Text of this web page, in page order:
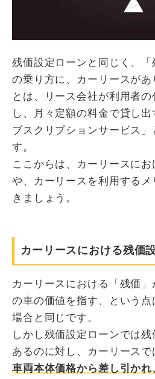
残価設定ローンと同じく、
の乗り方に、カーリースが
とは、リース会社が利用者
し、月々定額の料金で貸し
ブスクリプションサービス」
す。
ここからは、カーリースに
や、カーリースを利用する
きましょう。
カーリースにおける残価
カーリースにおける「残価
の車の価値を指す、という
場合と同じです。
しかし残価設定ローンでは
あるのに対し、カーリースで
車両本体価格から差し引か